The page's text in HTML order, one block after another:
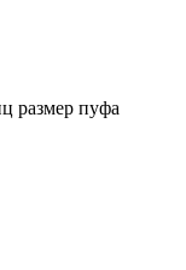
размер пуфа